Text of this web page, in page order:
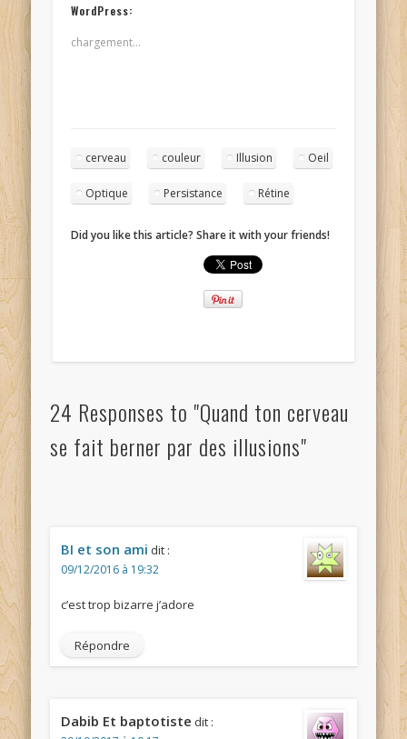
WordPress:
chargement…
cerveau couleur Illusion Oeil
Optique Persistance Rétine
Did you like this article? Share it with your friends!
24 Responses to "Quand ton cerveau
se fait berner par des illusions"
BI et son ami dit :
09/12/2016 à 19:32
c’est trop bizarre j’adore
Répondre
Dabib Et baptotiste dit :